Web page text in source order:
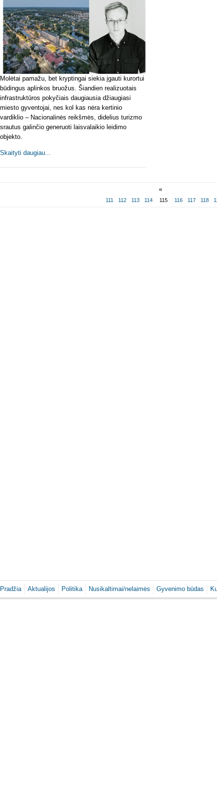
Molėtai pamažu, bet kryptingai siekia įgauti kurortui
būdingus aplinkos bruožus. Šiandien realizuotais
infrastruktūros pokyčiais daugiausia džiaugiasi
miesto gyventojai, nes kol kas nėra kertinio
vardiklio – Nacionalinės reikšmės, didelius turizmo
srautus galinčio generuoti laisvalaikio leidimo
objekto.
Skaityti daugiau...
«
111 112 113 114 115 116 117 118
Pradžia Aktualijos Politika Nusikaltimai/nelaimės Gyvenimo būdas